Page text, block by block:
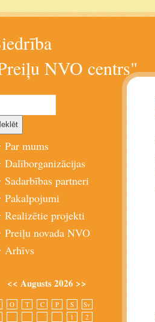
NVO centrs"
Par mums
Dalīborganizācijas
Sadarbības partneri
Pakalpojumi
Realizētie projekti
Preiļu novada NVO
Arhīvs
<< Augusts 2026 >>
O T C P S
Sv
1
2